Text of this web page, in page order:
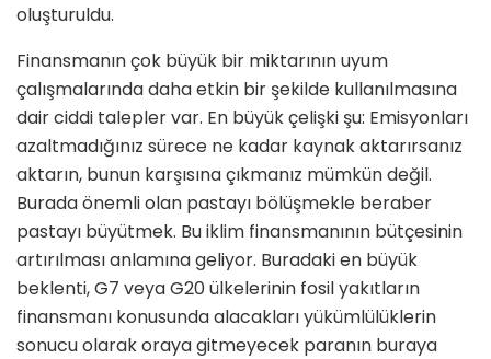
oluşturuldu.
Finansmanın çok büyük bir miktarının uyum
çalışmalarında daha etkin bir şekilde kullanılmasına
dair ciddi talepler var. En büyük çelişki şu: Emisyonları
azaltmadığınız sürece ne kadar kaynak aktarırsanız
aktarın, bunun karşısına çıkmanız mümkün değil.
Burada önemli olan pastayı bölüşmekle beraber
pastayı büyütmek. Bu iklim finansmanının bütçesinin
artırılması anlamına geliyor. Buradaki en büyük
beklenti, G7 veya G20 ülkelerinin fosil yakıtların
finansmanı konusunda alacakları yükümlülüklerin
sonucu olarak oraya gitmeyecek paranın buraya